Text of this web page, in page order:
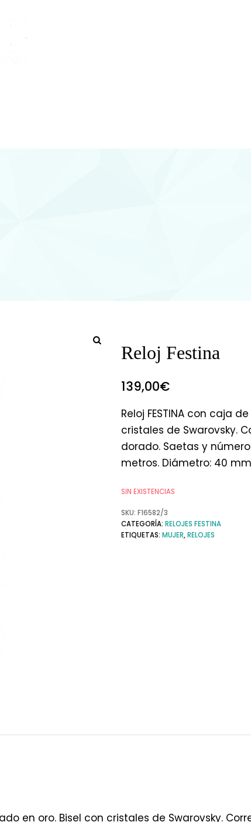
Reloj Festina
139,00€
Reloj FESTINA con caja
cristales de Swarovsky.
dorado. Saetas y
metros. Diámetro: 40
SIN EXISTENCIAS
SKU: F16582/3
CATEGORÍA: RELOJES FESTINA
ETIQUETAS: MUJER,RELOJES
en oro. Bisel con cristales de Swarovsky.